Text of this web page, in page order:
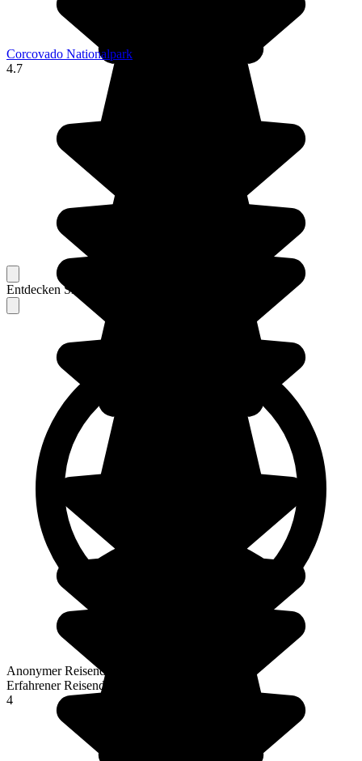
Corcovado Nationalpark
4.7
Entdecken Sie Berichte unserer erfahrenen Reisenden
Anonymer Reisender
Erfahrener Reisender
4